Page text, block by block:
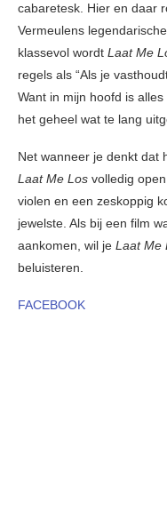
cabaretesk. Hier en daar
Vermeulens
klassevol wordt Laat Me
regels als “Als je
Want in mijn hoofd is
het geheel wat te lang
Net wanneer je denkt dat
Laat Me Los volledig
violen en een zeskoppig
jewelste. Als bij een film
aankomen, wil je Laat Me
beluisteren.
FACEBOOK